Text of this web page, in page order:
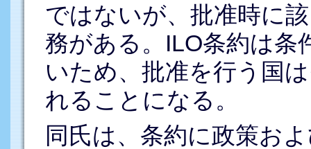
ではないが、批准時に
務がある。ILO条約は条
いため、批准を行う国
れることになる。
同氏は、条約に政策お